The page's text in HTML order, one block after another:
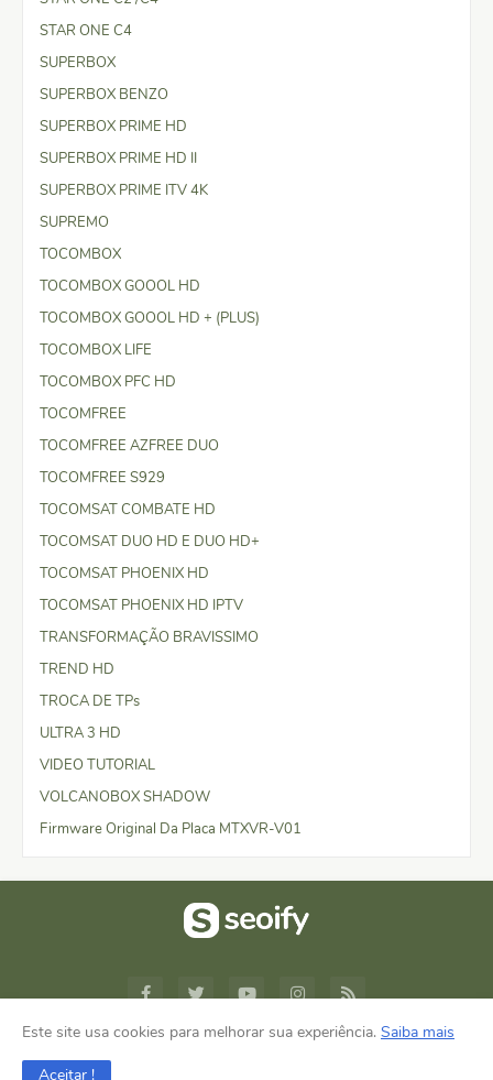
STAR ONE C4
SUPERBOX
SUPERBOX BENZO
SUPERBOX PRIME HD
SUPERBOX PRIME HD II
SUPERBOX PRIME ITV 4K
SUPREMO
TOCOMBOX
TOCOMBOX GOOOL HD
TOCOMBOX GOOOL HD + (PLUS)
TOCOMBOX LIFE
TOCOMBOX PFC HD
TOCOMFREE
TOCOMFREE AZFREE DUO
TOCOMFREE S929
TOCOMSAT COMBATE HD
TOCOMSAT DUO HD E DUO HD+
TOCOMSAT PHOENIX HD
TOCOMSAT PHOENIX HD IPTV
TRANSFORMAÇÃO BRAVISSIMO
TREND HD
TROCA DE TPs
ULTRA 3 HD
VIDEO TUTORIAL
VOLCANOBOX SHADOW
Firmware Original Da Placa MTXVR-V01
Este site usa cookies para melhorar sua experiência. Saiba mais
Aceitar !